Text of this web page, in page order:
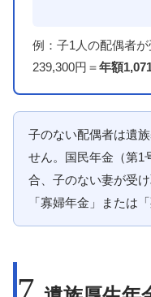
例：子1人の配偶者
239,300円＝年額
子のない配偶者は遺
せん。国民年金（第1
合、子のない妻が受
「寡婦年金」または